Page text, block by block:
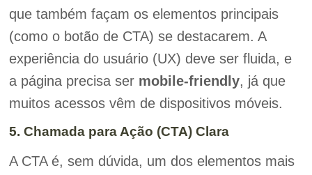
que também façam os elementos principais
(como o botão de CTA) se destacarem. A
experiência do usuário (UX) deve ser fluida, e
a página precisa ser mobile-friendly, já que
muitos acessos vêm de dispositivos móveis.
5. Chamada para Ação (CTA) Clara
A CTA é, sem dúvida, um dos elementos mais